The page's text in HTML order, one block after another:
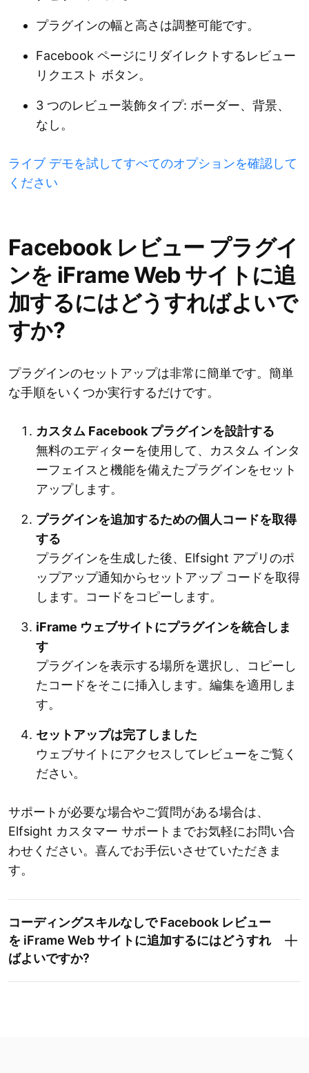
プラグインの幅と高さは調整可能です。
Facebook ページにリダイレクトするレビュー
リクエスト ボタン。
3 つのレビュー装飾タイプ: ボーダー、背景、
なし。
ライブ デモを試してすべてのオプションを確認して
ください
Facebook レビュー プラグイ
ンを iFrame Web サイトに追
加するにはどうすればよいで
すか?
プラグインのセットアップは非常に簡単です。簡単
な手順をいくつか実行するだけです。
カスタム Facebook プラグインを設計する
無料のエディターを使用して、カスタム インタ
ーフェイスと機能を備えたプラグインをセット
アップします。
プラグインを追加するための個人コードを取得
する
プラグインを生成した後、Elfsight アプリのポ
ップアップ通知からセットアップ コードを取得
します。コードをコピーします。
iFrame ウェブサイトにプラグインを統合しま
す
プラグインを表示する場所を選択し、コピーし
たコードをそこに挿入します。編集を適用しま
す。
セットアップは完了しました
ウェブサイトにアクセスしてレビューをご覧く
ださい。
サポートが必要な場合やご質問がある場合は、
Elfsight カスタマー サポートまでお気軽にお問い合
わせください。喜んでお手伝いさせていただきま
す。
コーディングスキルなしで Facebook レビュー
を iFrame Web サイトに追加するにはどうすれ
ばよいですか?